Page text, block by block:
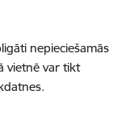
nepieciešamās
vietnē var tikt